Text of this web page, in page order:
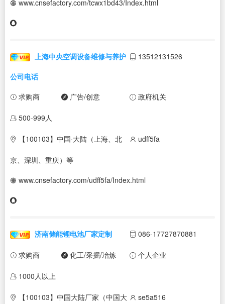
www.cnsefactory.com/tcwx1bd43/Index.html
上海中央空调设备维修与养护
公司电话
13512131526
求购商 广告/创意 政府机关
500-999人
【100103】中国·大陆（上海、北
京、深圳、重庆）等
udff5fa
www.cnsefactory.com/udff5fa/Index.html
济南储能锂电池厂家定制 086-17727870881
求购商 化工/采掘/冶炼 个人企业
1000人以上
【100103】中国大陆厂家（中国大 se5a516